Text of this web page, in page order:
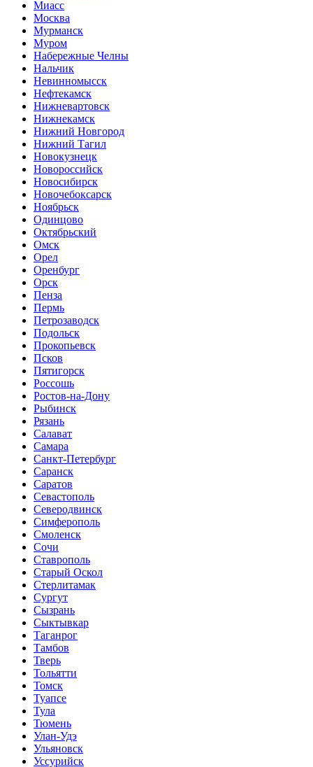
Миасс
Москва
Мурманск
Муром
Набережные Челны
Нальчик
Невинномысск
Нефтекамск
Нижневартовск
Нижнекамск
Нижний Новгород
Нижний Тагил
Новокузнецк
Новороссийск
Новосибирск
Новочебоксарск
Ноябрьск
Одинцово
Октябрьский
Омск
Орел
Оренбург
Орск
Пенза
Пермь
Петрозаводск
Подольск
Прокопьевск
Псков
Пятигорск
Россошь
Ростов-на-Дону
Рыбинск
Рязань
Салават
Самара
Санкт-Петербург
Саранск
Саратов
Севастополь
Северодвинск
Симферополь
Смоленск
Сочи
Ставрополь
Старый Оскол
Стерлитамак
Сургут
Сызрань
Сыктывкар
Таганрог
Тамбов
Тверь
Тольятти
Томск
Туапсе
Тула
Тюмень
Улан-Удэ
Ульяновск
Уссурийск